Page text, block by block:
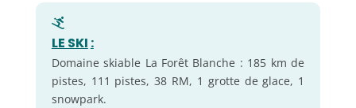
LE SKI :
Domaine skiable La Forêt Blanche : 185 km de
pistes, 111 pistes, 38 RM, 1 grotte de glace, 1
snowpark.